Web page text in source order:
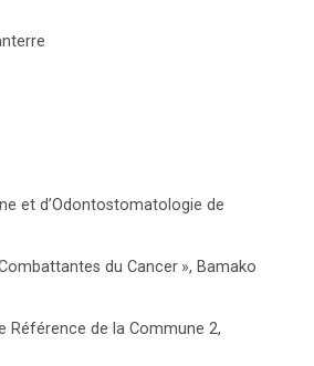
et d’Odontostomatologie de
du Cancer », Bamako
Référence de la Commune 2,